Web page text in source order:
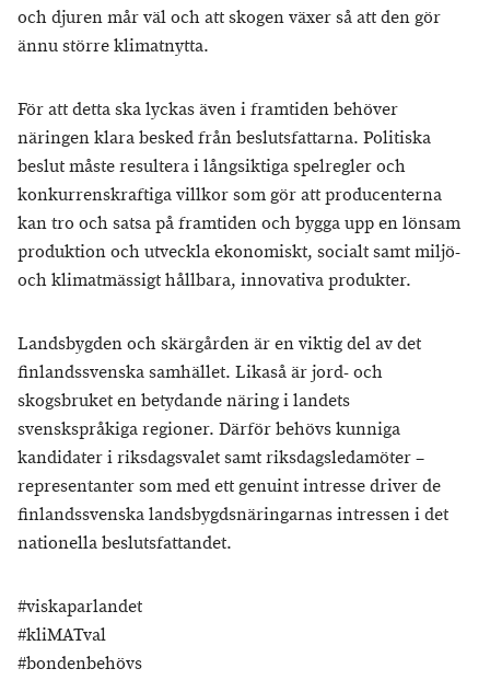
och djuren mår väl och att skogen växer så att den gör
ännu större klimatnytta.
För att detta ska lyckas även i framtiden behöver
näringen klara besked från beslutsfattarna. Politiska
beslut måste resultera i långsiktiga spelregler och
konkurrenskraftiga villkor som gör att producenterna
kan tro och satsa på framtiden och bygga upp en lönsam
produktion och utveckla ekonomiskt, socialt samt miljö-
och klimatmässigt hållbara, innovativa produkter.
Landsbygden och skärgården är en viktig del av det
finlandssvenska samhället. Likaså är jord- och
skogsbruket en betydande näring i landets
svenskspråkiga regioner. Därför behövs kunniga
kandidater i riksdagsvalet samt riksdagsledamöter –
representanter som med ett genuint intresse driver de
finlandssvenska landsbygdsnäringarnas intressen i det
nationella beslutsfattandet.
#viskaparlandet
#kliMATval
#bondenbehövs